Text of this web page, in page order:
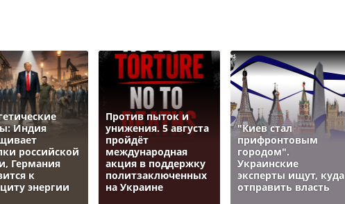
Индия
российской
Германия
к
энергии
Против пыток и
унижения. 5 августа
пройдёт
международная
акция в поддержку
политзаключенных
на Украине
"Киев стал
прифронтовым
городом".
Украинские
эксперты ищут, куда
отправить власть